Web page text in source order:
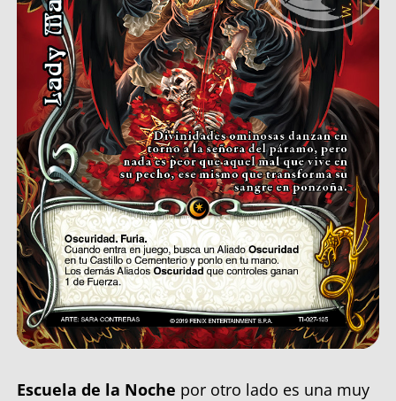
Escuela de la Noche por otro lado es una muy